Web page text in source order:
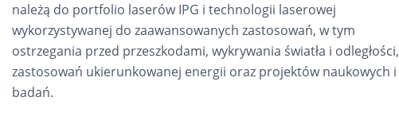
należą do portfolio laserów IPG i technologii laserowej
wykorzystywanej do zaawansowanych zastosowań, w tym
ostrzegania przed przeszkodami, wykrywania światła i odległości,
zastosowań ukierunkowanej energii oraz projektów naukowych i
badań.